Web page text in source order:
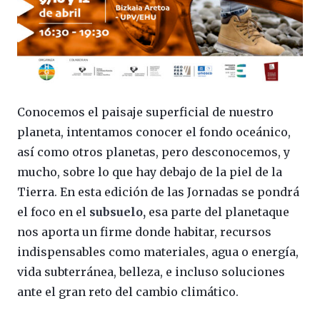
Conocemos el paisaje superficial de nuestro
planeta, intentamos conocer el fondo oceánico,
así como otros planetas, pero desconocemos, y
mucho, sobre lo que hay debajo de la piel de la
Tierra. En esta edición de las Jornadas se pondrá
el foco en el subsuelo, esa parte del planetaque
nos aporta un firme donde habitar, recursos
indispensables como materiales, agua o energía,
vida subterránea, belleza, e incluso soluciones
ante el gran reto del cambio climático.